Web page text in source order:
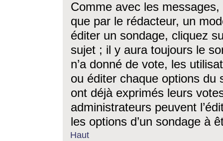
Comme avec les
que par le rédacteur, un
éditer un sondage, cliquez
sujet ; il y aura toujours le
n’a donné de vote, les
ou éditer chaque options du
ont déjà exprimés leurs
administrateurs peuvent
les options d’un sondage à
Haut